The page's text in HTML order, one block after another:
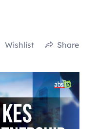
Wishlist Share